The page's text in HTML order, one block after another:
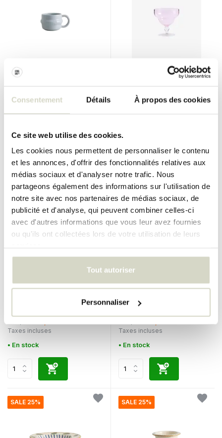
Consentement Détails À propos des cookies
Ce site web utilise des cookies.
Les cookies nous permettent de personnaliser le contenu
et les annonces, d'offrir des fonctionnalités relatives aux
médias sociaux et d'analyser notre trafic. Nous
partageons également des informations sur l'utilisation de
notre site avec nos partenaires de médias sociaux, de
publicité et d'analyse, qui peuvent combiner celles-ci
avec d'autres informations que vous leur avez fournies
ou qu'ils ont collectées lors de votre utilisation de leurs
Tout autoriser
Personnaliser
Nordal
€75,00 €56,25
• En stock
verre rose Crocus
• En stock
SALE 25%
Nordal
Taxes incluses
• En stock
SALE 25%
Nordal
Taxes incluses
• En stock
SALE 25% SALE 25%